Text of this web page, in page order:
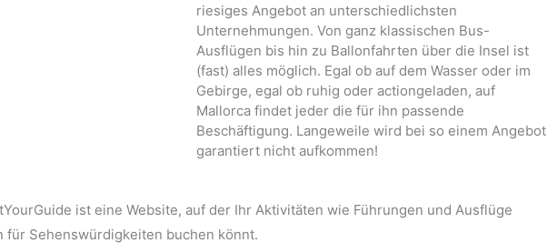
riesiges Angebot an unterschiedlichsten
Unternehmungen. Von ganz klassischen Bus-
Ausflügen bis hin zu Ballonfahrten über die Insel ist
(fast) alles möglich. Egal ob auf dem Wasser oder im
Gebirge, egal ob ruhig oder actiongeladen, auf
Mallorca findet jeder die für ihn passende
Beschäftigung. Langeweile wird bei so einem Angebot
garantiert nicht aufkommen!
ist eine Website, auf der Ihr Aktivitäten wie Führungen und Ausflüge
für Sehenswürdigkeiten buchen könnt.